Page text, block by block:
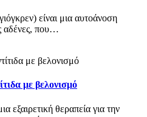
είναι μια αυτοάνοση
αδένες, που…
με βελονισμό
εξαιρετική θεραπεία για την